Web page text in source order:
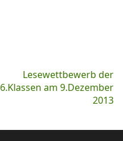
Lesewettbewerb der
6.Klassen am 9.Dezember
2013